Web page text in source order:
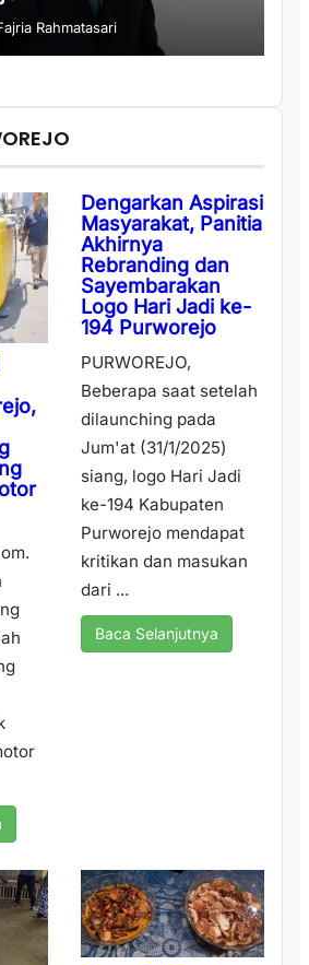
Rahmatasari
Dengarkan Aspirasi
Masyarakat, Panitia
Akhirnya
Rebranding dan
Sayembarakan
Logo Hari Jadi ke-
194 Purworejo
PURWOREJO,
Beberapa saat setelah
dilaunching pada
Jum'at (31/1/2025)
siang, logo Hari Jadi
ke-194 Kabupaten
Purworejo mendapat
kritikan dan masukan
dari ...
Baca Selanjutnya